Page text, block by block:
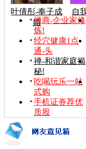
叶倩彤-奉子成
婚
自
禅商-企业家修
炼!
经穴健康1点
通-头
禅-和谐家庭揭
秘!
吃喝玩乐一站
式购
手机证券荐优
质股